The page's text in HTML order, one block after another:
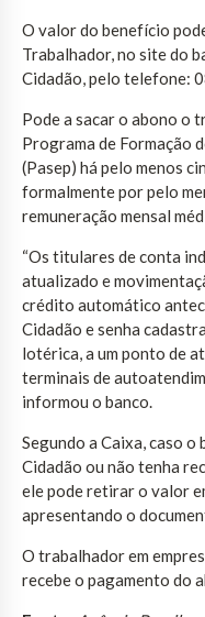
O valor do benefício
Trabalhador, no site do
Cidadão, pelo telefone:
Pode a sacar o abono o
Programa de Formação
(Pasep) há pelo menos
formalmente por pelo
remuneração mensal
“Os titulares de conta
atualizado e
crédito automático
Cidadão e senha
lotérica, a um ponto de
terminais de
informou o banco.
Segundo a Caixa, caso
Cidadão ou não tenha
ele pode retirar o valor
apresentando o
O trabalhador em
recebe o pagamento do